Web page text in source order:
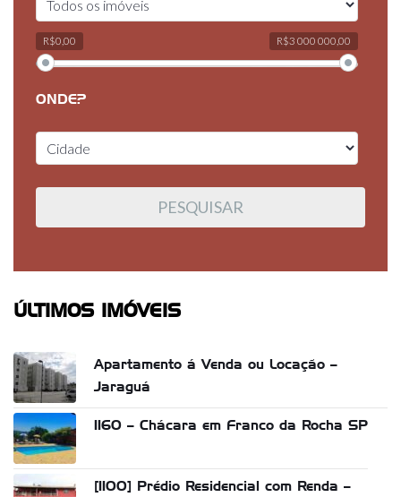
R$0,00 R$3 000 000,00
ONDE?
ÚLTIMOS IMÓVEIS
Apartamento á Venda ou Locação –
Jaraguá
1160 – Chácara em Franco da Rocha SP
[1100] Prédio Residencial com Renda –